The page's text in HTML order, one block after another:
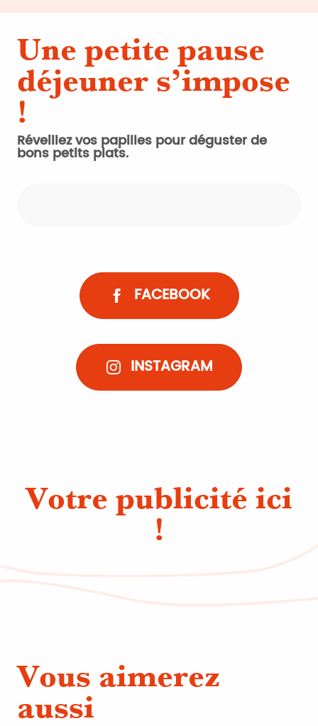
Une petite pause
déjeuner s’impose
!
Réveillez vos papilles pour déguster de
bons petits plats.
FACEBOOK
INSTAGRAM
Votre publicité ici
!
Vous aimerez
aussi